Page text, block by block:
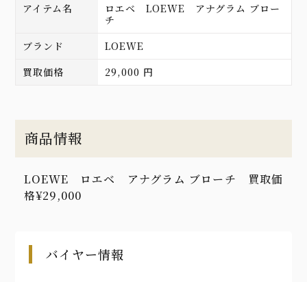
アイテム名
ロエベ LOEWE アナグラム ブロー
チ
ブランド
LOEWE
買取価格
29,000 円
商品情報
LOEWE ロエベ アナグラム ブローチ 買取価
格¥29,000
バイヤー情報